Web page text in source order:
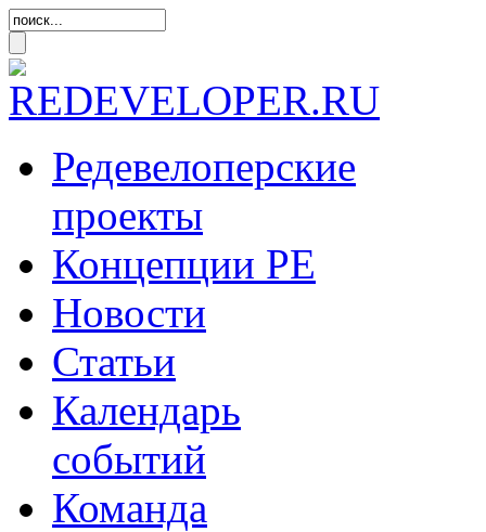
Редевелоперские
проекты
Концепции РЕ
Новости
Статьи
Календарь
событий
Команда